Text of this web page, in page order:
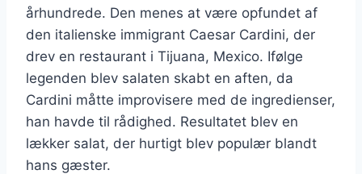
århundrede. Den menes at være opfundet af
den italienske immigrant Caesar Cardini, der
drev en restaurant i Tijuana, Mexico. Ifølge
legenden blev salaten skabt en aften, da
Cardini måtte improvisere med de ingredienser,
han havde til rådighed. Resultatet blev en
lækker salat, der hurtigt blev populær blandt
hans gæster.